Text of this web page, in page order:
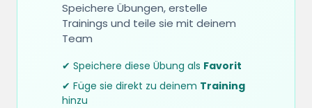
Speichere Übungen, erstelle
Trainings und teile sie mit deinem
Team
✔ Speichere diese Übung als Favorit
✔ Füge sie direkt zu deinem Training
hinzu